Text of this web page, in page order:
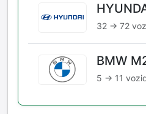
32 → 72
BMW
5 → 11